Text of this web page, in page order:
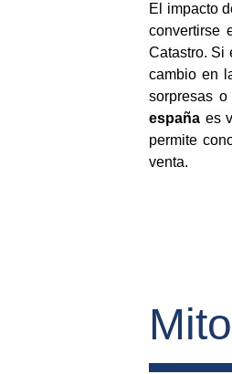
El impacto
convertirse
Catastro. Si
cambio en
sorpresas
españa es
permite
venta.